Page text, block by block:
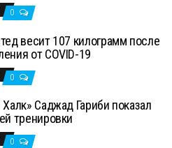
0
весит 107 килограмм после
от COVID-19
0
Саджад Гариби показал
тренировки
0